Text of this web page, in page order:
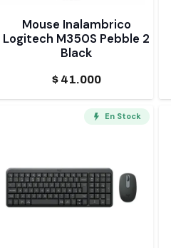
Mouse Inalambrico
Logitech M350S Pebble 2
Black
$41.000
En Stock